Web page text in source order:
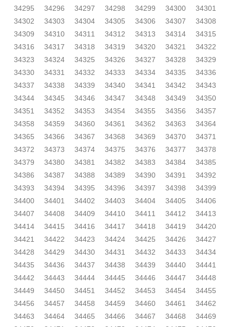
34295
34296 34297 34298 34299 34300
34301
34302
34303 34304 34305 34306 34307
34308
34309
34310 34311 34312 34313 34314
34315
34316
34317 34318 34319 34320 34321
34322
34323
34324 34325 34326 34327 34328
34329
34330
34331 34332 34333 34334 34335
34336
34337
34338 34339 34340 34341 34342
34343
34344
34345 34346 34347 34348 34349
34350
34351
34352 34353 34354 34355 34356
34357
34358
34359 34360 34361 34362 34363
34364
34365
34366 34367 34368 34369 34370
34371
34372
34373 34374 34375 34376 34377
34378
34379
34380 34381 34382 34383 34384
34385
34386
34387 34388 34389 34390 34391
34392
34393
34394 34395 34396 34397 34398
34399
34400
34401 34402 34403 34404 34405
34406
34407
34408 34409 34410 34411 34412
34413
34414
34415 34416 34417 34418 34419
34420
34421
34422 34423 34424 34425 34426
34427
34428
34429 34430 34431 34432 34433
34434
34435
34436 34437 34438 34439 34440
34441
34442
34443 34444 34445 34446 34447
34448
34449
34450 34451 34452 34453 34454
34455
34456
34457 34458 34459 34460 34461
34462
34463
34464 34465 34466 34467 34468
34469